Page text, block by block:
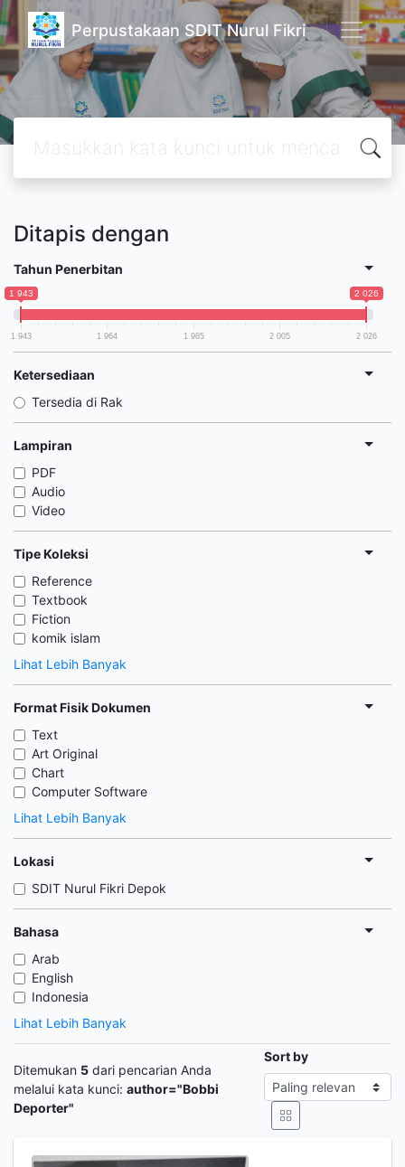
Perpustakaan SDIT Nurul Fikri
Ditapis dengan
Tahun Penerbitan
1 943 2 026
1 943 1 964 1 985 2 005 2 026
Ketersediaan
Tersedia di Rak
Lampiran
PDF
Audio
Video
Tipe Koleksi
Reference
Textbook
Fiction
komik islam
Lihat Lebih Banyak
Format Fisik Dokumen
Text
Art Original
Chart
Computer Software
Lihat Lebih Banyak
Lokasi
SDIT Nurul Fikri Depok
Bahasa
Arab
English
Indonesia
Lihat Lebih Banyak
Ditemukan 5 dari pencarian Anda
melalui kata kunci: author="Bobbi
Deporter"
Sort by